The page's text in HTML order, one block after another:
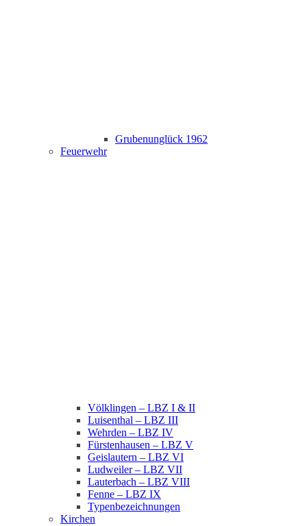
Grubenunglück 1962
Feuerwehr
Völklingen – LBZ I & II
Luisenthal – LBZ III
Wehrden – LBZ IV
Fürstenhausen – LBZ V
Geislautern – LBZ VI
Ludweiler – LBZ VII
Lauterbach – LBZ VIII
Fenne – LBZ IX
Typenbezeichnungen
Kirchen